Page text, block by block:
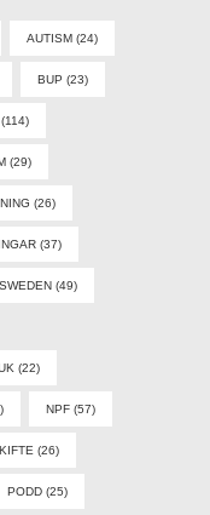
AUTISM (24)
BUP (23)
(114)
(29)
(26)
(37)
(49)
(22)
NPF (57)
(26)
PODD (25)